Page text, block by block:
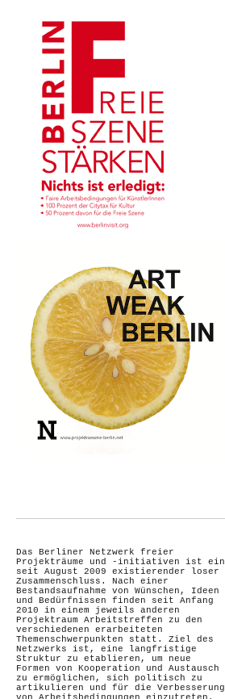
Das Berliner Netzwerk freier
Projekträume und -initiativen ist ein
seit August 2009 existierender loser
Zusammenschluss. Nach einer
Bestandsaufnahme von Wünschen, Ideen
und Bedürfnissen finden seit Anfang
2010 in einem jeweils anderen
Projektraum Arbeitstreffen zu den
verschiedenen erarbeiteten
Themenschwerpunkten statt. Ziel des
Netzwerks ist, eine langfristige
Struktur zu etablieren, um neue
Formen von Kooperation und Austausch
zu ermöglichen, sich politisch zu
artikulieren und für die Verbesserung